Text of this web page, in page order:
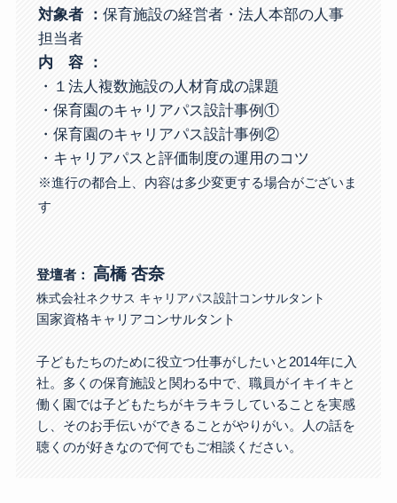
対象者 ：保育施設の経営者・法人本部の人事
担当者
内 容 ：
・１法人複数施設の人材育成の課題
・保育園のキャリアパス設計事例①
・保育園のキャリアパス設計事例②
・キャリアパスと評価制度の運用のコツ
※進行の都合上、内容は多少変更する場合がございま
す
登壇者： 高橋 杏奈
株式会社ネクサス キャリアパス設計コンサルタント
国家資格キャリアコンサルタント
子どもたちのために役立つ仕事がしたいと2014年に入
社。多くの保育施設と関わる中で、職員がイキイキと
働く園では子どもたちがキラキラしていることを実感
し、そのお手伝いができることがやりがい。人の話を
聴くのが好きなので何でもご相談ください。